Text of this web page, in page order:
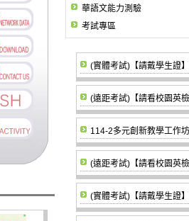
華語文能力測驗
考試專區
(實體考試)【請戴學生證
(遠距考試)【請看校園英
114-2多元創新教學工作
(遠距考試)【請看校園英
(實體考試)【請戴學生證